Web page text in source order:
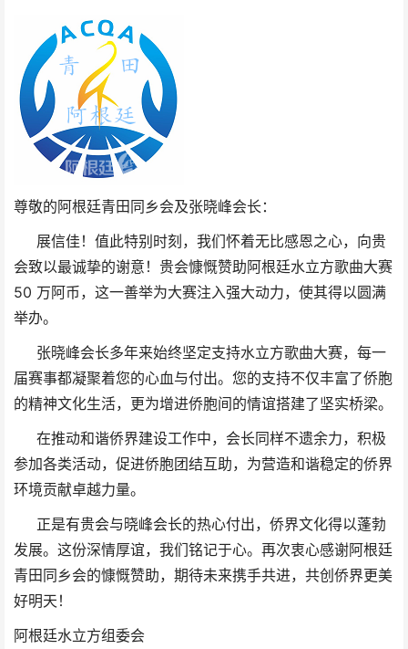
尊敬的阿根廷青田同乡会及张晓峰会长：
展信佳！值此特别时刻，我们怀着无比感恩之心，向贵
会致以最诚挚的谢意！贵会慷慨赞助阿根廷水立方歌曲大赛
50 万阿币，这一善举为大赛注入强大动力，使其得以圆满
举办。
张晓峰会长多年来始终坚定支持水立方歌曲大赛，每一
届赛事都凝聚着您的心血与付出。您的支持不仅丰富了侨胞
的精神文化生活，更为增进侨胞间的情谊搭建了坚实桥梁。
在推动和谐侨界建设工作中，会长同样不遗余力，积极
参加各类活动，促进侨胞团结互助，为营造和谐稳定的侨界
环境贡献卓越力量。
正是有贵会与晓峰会长的热心付出，侨界文化得以蓬勃
发展。这份深情厚谊，我们铭记于心。再次衷心感谢阿根廷
青田同乡会的慷慨赞助，期待未来携手共进，共创侨界更美
好明天！
阿根廷水立方组委会